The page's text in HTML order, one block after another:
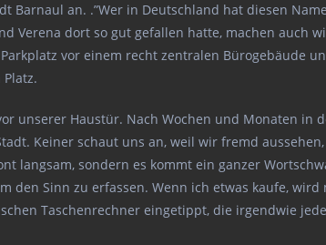
Barnaul an. .”Wer in Deutschland hat diesen
Verena dort so gut gefallen hatte, machen auch
vor einem recht zentralen Bürogebäude
unserer Haustür. Nach Wochen und Monaten
Keiner schaut uns an, weil wir fremd
langsam, sondern es kommt ein ganzer
den Sinn zu erfassen. Wenn ich etwas kaufe,
Taschenrechner eingetippt, die irgendwie